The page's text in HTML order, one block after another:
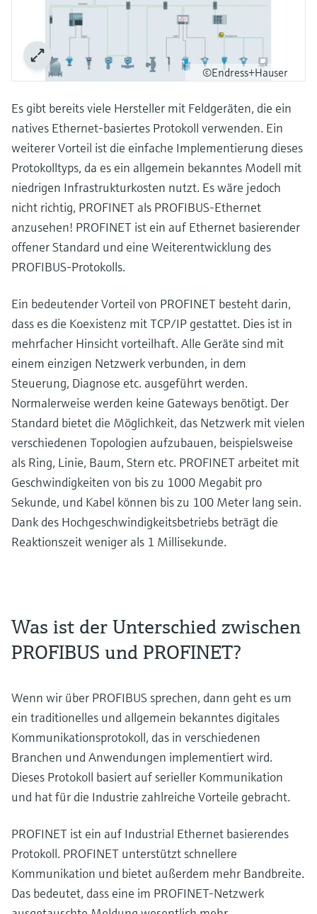
©Endress+Hauser
Es gibt bereits viele Hersteller mit Feldgeräten, die ein
natives Ethernet-basiertes Protokoll verwenden. Ein
weiterer Vorteil ist die einfache Implementierung dieses
Protokolltyps, da es ein allgemein bekanntes Modell mit
niedrigen Infrastrukturkosten nutzt. Es wäre jedoch
nicht richtig, PROFINET als PROFIBUS-Ethernet
anzusehen! PROFINET ist ein auf Ethernet basierender
offener Standard und eine Weiterentwicklung des
PROFIBUS-Protokolls.
Ein bedeutender Vorteil von PROFINET besteht darin,
dass es die Koexistenz mit TCP/IP gestattet. Dies ist in
mehrfacher Hinsicht vorteilhaft. Alle Geräte sind mit
einem einzigen Netzwerk verbunden, in dem
Steuerung, Diagnose etc. ausgeführt werden.
Normalerweise werden keine Gateways benötigt. Der
Standard bietet die Möglichkeit, das Netzwerk mit vielen
verschiedenen Topologien aufzubauen, beispielsweise
als Ring, Linie, Baum, Stern etc. PROFINET arbeitet mit
Geschwindigkeiten von bis zu 1000 Megabit pro
Sekunde, und Kabel können bis zu 100 Meter lang sein.
Dank des Hochgeschwindigkeitsbetriebs beträgt die
Reaktionszeit weniger als 1 Millisekunde.
Was ist der Unterschied zwischen
PROFIBUS und PROFINET?
Wenn wir über PROFIBUS sprechen, dann geht es um
ein traditionelles und allgemein bekanntes digitales
Kommunikationsprotokoll, das in verschiedenen
Branchen und Anwendungen implementiert wird.
Dieses Protokoll basiert auf serieller Kommunikation
und hat für die Industrie zahlreiche Vorteile gebracht.
PROFINET ist ein auf Industrial Ethernet basierendes
Protokoll. PROFINET unterstützt schnellere
Kommunikation und bietet außerdem mehr Bandbreite.
Das bedeutet, dass eine im PROFINET-Netzwerk